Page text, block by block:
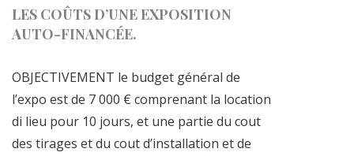
LES COÛTS D’UNE EXPOSITION
AUTO-FINANCÉE.
OBJECTIVEMENT le budget général de
l’expo est de 7 000 € comprenant la location
di lieu pour 10 jours, et une partie du cout
des tirages et du cout d’installation et de